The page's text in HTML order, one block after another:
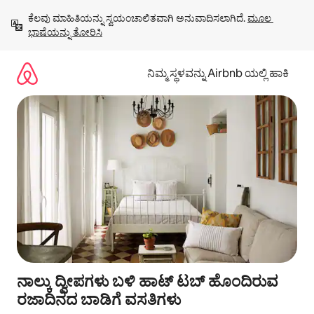
ಹೋಗಿ
ಕೆಲವು ಮಾಹಿತಿಯನ್ನು ಸ್ವಯಂಚಾಲಿತವಾಗಿ ಅನುವಾದಿಸಲಾಗಿದೆ. ಮೂಲ
ಭಾಷೆಯನ್ನು ತೋರಿಸಿ
ನಿಮ್ಮ ಸ್ಥಳವನ್ನು Airbnb ಯಲ್ಲಿ ಹಾಕಿ
ನಾಲ್ಕು ದ್ವೀಪಗಳು ಬಳಿ ಹಾಟ್ ಟಬ್ ಹೊಂದಿರುವ
ರಜಾದಿನದ ಬಾಡಿಗೆ ವಸತಿಗಳು